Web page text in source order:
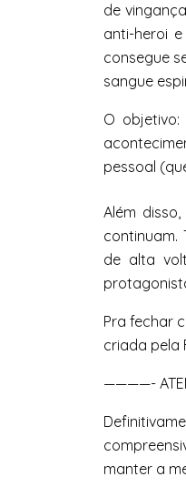
de
anti-heroi
consegue
sangue
O
pessoal
Além
continuam.
de alta
Pra fechar
criada pela
————-
manter a